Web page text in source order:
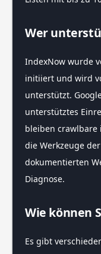
Wer
IndexNow wurde
initiiert und wird
unterstützt.
unterstütztes
bleiben crawlbare
die Werkzeuge
dokumentierten
Diagnose.
Wie können
Es gibt